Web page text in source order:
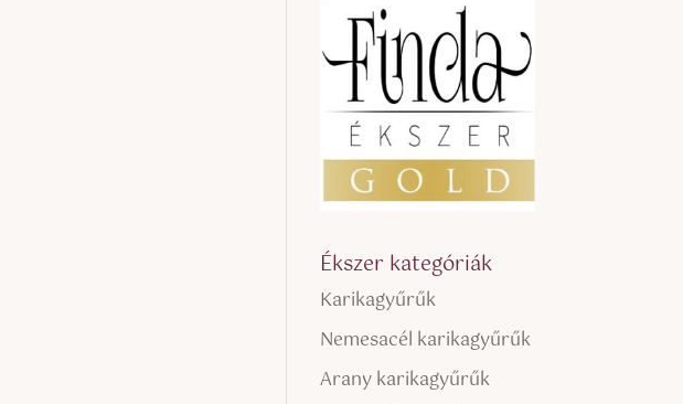
Ékszer kategóriák
Karikagyűrűk
Nemesacél karikagyűrűk
Arany karikagyűrűk